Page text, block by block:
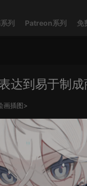
列 Patreon系列 免
达到易于制
画插图>